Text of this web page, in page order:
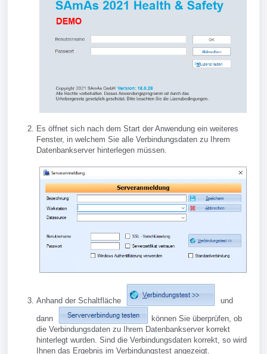
Es öffnet sich nach dem Start der Anwendung ein weiteres
Fenster, in welchem Sie alle Verbindungsdaten zu Ihrem
Datenbankserver hinterlegen müssen.
Anhand der Schaltfläche
und
dann
können Sie überprüfen, ob
die Verbindungsdaten zu Ihrem Datenbankserver korrekt
hinterlegt wurden. Sind die Verbindungsdaten korrekt, so wird
Ihnen das Ergebnis im Verbindungstest angezeigt.